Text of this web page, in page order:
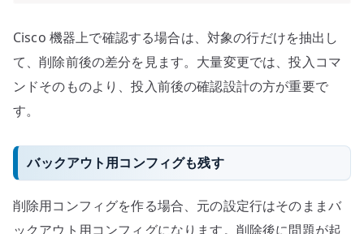
Cisco 機器上で確認する場合は、対象の行だけを抽出し
て、削除前後の差分を見ます。大量変更では、投入コマ
ンドそのものより、投入前後の確認設計の方が重要で
す。
バックアウト用コンフィグも残す
削除用コンフィグを作る場合、元の設定行はそのままバ
ックアウト用コンフィグになります。削除後に問題が起